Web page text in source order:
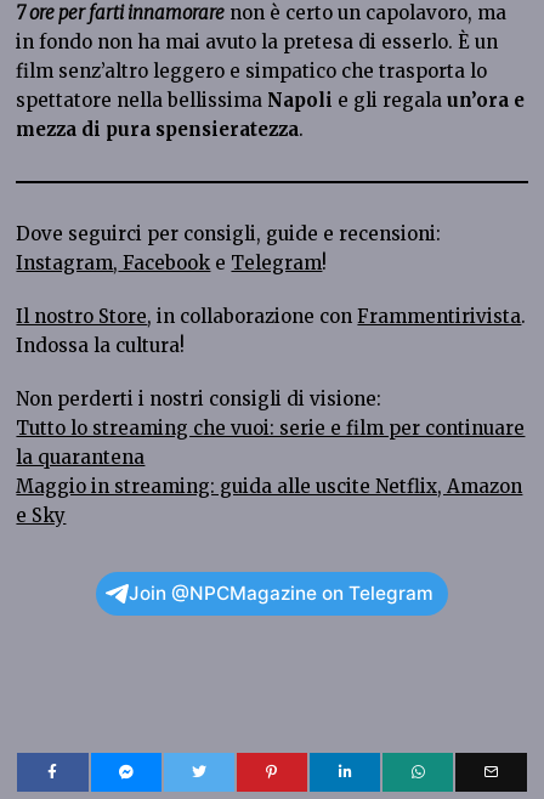
7 ore per farti innamorare non è certo un capolavoro, ma
in fondo non ha mai avuto la pretesa di esserlo. È un
film senz’altro leggero e simpatico che trasporta lo
spettatore nella bellissima Napoli e gli regalaun’ora e
mezza di pura spensieratezza.
Dove seguirci per consigli, guide e recensioni:
Instagram, Facebook e Telegram!
Il nostro Store, in collaborazione conFrammentirivista.
Indossa la cultura!
Non perderti i nostri consigli di visione:
Tutto lo streaming che vuoi: serie e film per continuare
la quarantena
Maggio in streaming: guida alle uscite Netflix, Amazon
e Sky
Join @NPCMagazine on Telegram